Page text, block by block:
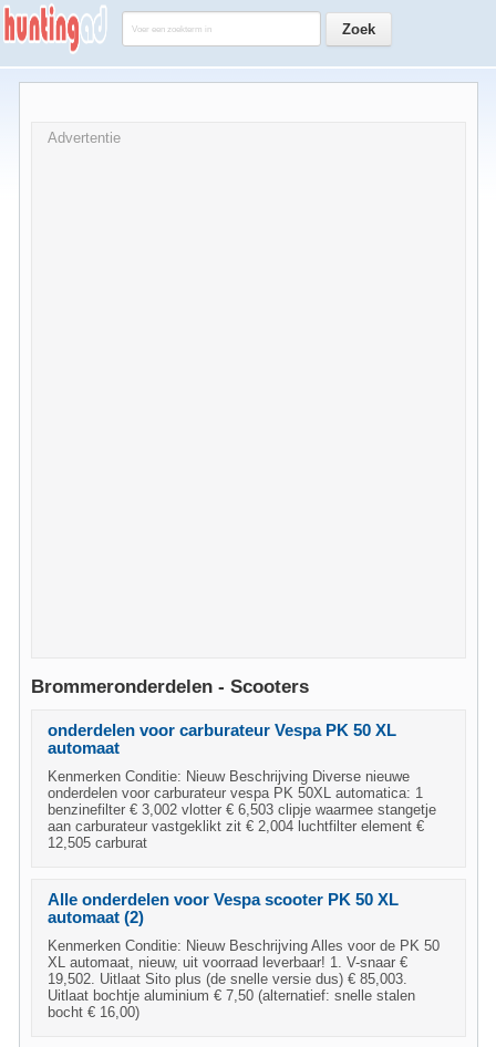
Advertentie
Brommeronderdelen - Scooters
onderdelen voor carburateur Vespa PK 50 XL
automaat
Kenmerken Conditie: Nieuw Beschrijving Diverse nieuwe
onderdelen voor carburateur vespa PK 50XL automatica: 1
benzinefilter € 3,002 vlotter € 6,503 clipje waarmee stangetje
aan carburateur vastgeklikt zit € 2,004 luchtfilter element €
12,505 carburat
Alle onderdelen voor Vespa scooter PK 50 XL
automaat (2)
Kenmerken Conditie: Nieuw Beschrijving Alles voor de PK 50
XL automaat, nieuw, uit voorraad leverbaar! 1. V-snaar €
19,502. Uitlaat Sito plus (de snelle versie dus) € 85,003.
Uitlaat bochtje aluminium € 7,50 (alternatief: snelle stalen
bocht € 16,00)